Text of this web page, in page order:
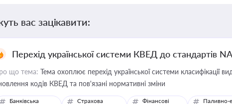
вас зацікавити:
Перехід української системи КВЕД до стандартів
що тема: Тема охоплює перехід української системи класифікації
кодів КВЕД та пов'язані нормативні зміни
Банківська
Страхова
Фінансові
Паливно-